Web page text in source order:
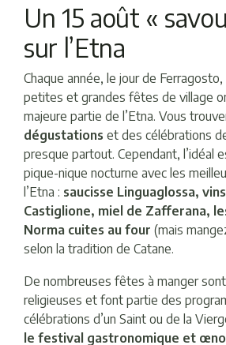
Un 15 août «
sur l’Etna
Chaque année, le jour de
petites et grandes fêtes de village
majeure partie de l’Etna. Vous
dégustations et des célébrations
presque partout. Cependant, l’idéal
pique-nique nocturne avec les
l’Etna : saucisse Linguaglossa,
Castiglione, miel de Zafferana,
Norma cuites au four (mais
selon la tradition de Catane.
De nombreuses fêtes à manger
religieuses et font partie des
célébrations d’un Saint ou de la
le festival gastronomique et